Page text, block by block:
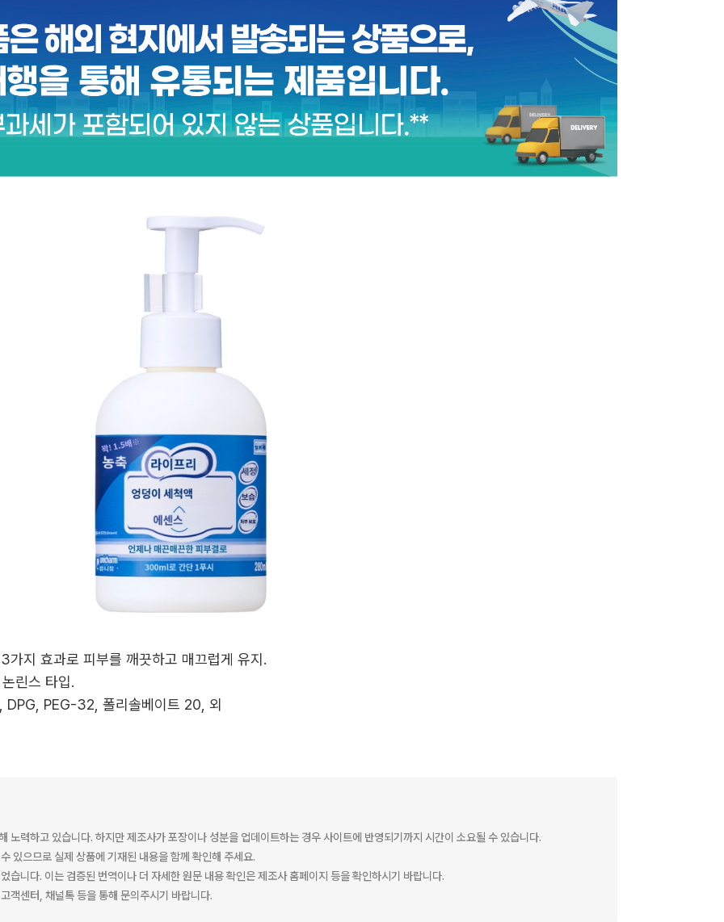
가지 효과로 피부를 깨끗하고 매끄럽게 유지.
린스 타입.
PEG-32, 폴리솔베이트 20, 외
노력하고 있습니다. 하지만 제조사가 포장이나 성분을 업데이트하는 경우 사이트에 반영되기까지 시간이 소요될 수 있습니다.
있으므로 실제 상품에 기재된 내용을 함께 확인해 주세요.
습니다. 이는 검증된 번역이나 더 자세한 원문 내용 확인은 제조사 홈페이지 등을 확인하시기 바랍니다.
객센터, 채널톡 등을 통해 문의주시기 바랍니다.